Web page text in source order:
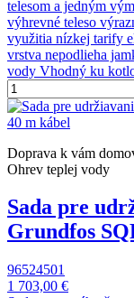
telesom a jedným
výhrevné teleso
využitia nízkej tarify
vrstva nepodlieha
vody Vhodný ku
Doprava k vám
Ohrev teplej vody
Sada pre
Grundfos
96524501
1 703,00 €